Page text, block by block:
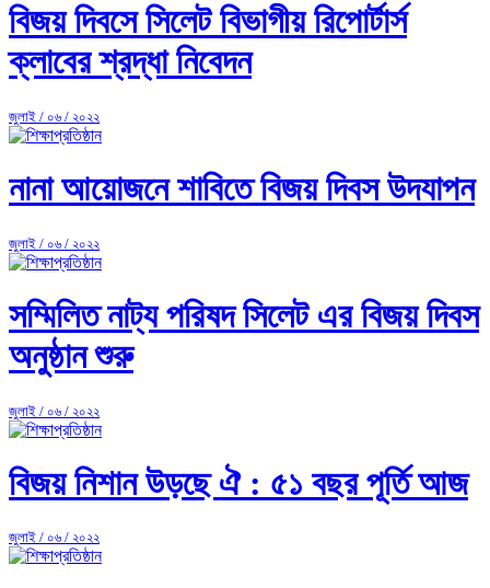
বিজয় দিবসে সিলেট বিভাগীয় রিপোর্টার্স
ক্লাবের শ্রদ্ধা নিবেদন
জুলাই / ০৬ / ২০২২
নানা আয়োজনে শাবিতে বিজয় দিবস উদযাপন
জুলাই / ০৬ / ২০২২
সম্মিলিত নাট্য পরিষদ সিলেট এর বিজয় দিবস
অনুষ্ঠান শুরু
জুলাই / ০৬ / ২০২২
বিজয় নিশান উড়ছে ঐ : ৫১ বছর পূর্তি আজ
জুলাই / ০৬ / ২০২২